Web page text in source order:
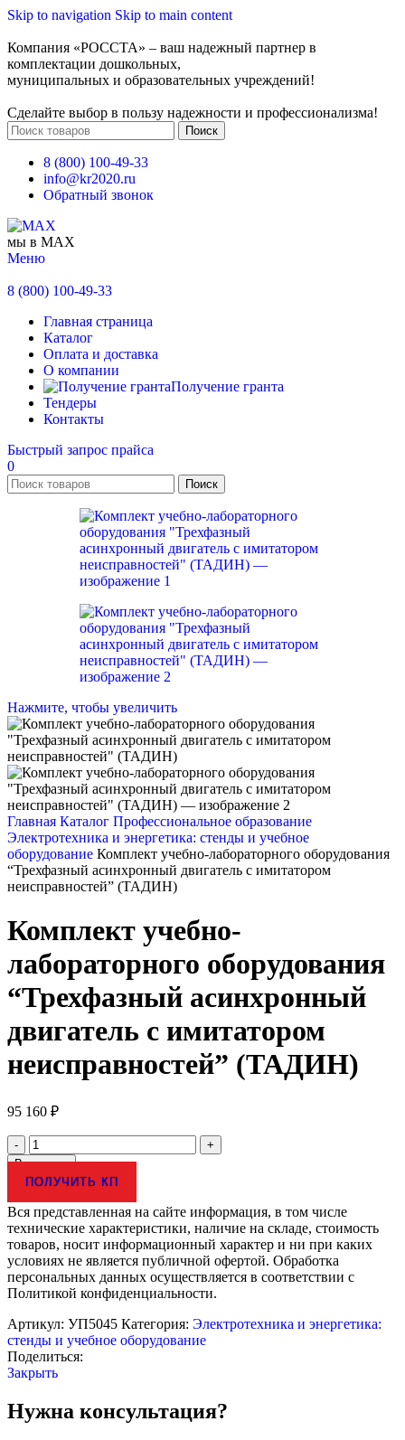
Skip to navigation Skip to main content
Компания «РОССТА» – ваш надежный партнер в
комплектации дошкольных,
муниципальных и образовательных учреждений!
Сделайте выбор в пользу надежности и профессионализма!
Поиск
8 (800) 100-49-33
info@kr2020.ru
Обратный звонок
мы в MAX
Меню
8 (800) 100-49-33
Главная страница
Каталог
Оплата и доставка
О компании
Получение гранта
Тендеры
Контакты
Быстрый запрос прайса
0
Поиск
Нажмите, чтобы увеличить
Главная Каталог Профессиональное образование
Электротехника и энергетика: стенды и учебное
оборудование Комплект учебно-лабораторного оборудования
“Трехфазный асинхронный двигатель с имитатором
неисправностей” (ТАДИН)
Комплект учебно-
лабораторного оборудования
“Трехфазный асинхронный
двигатель с имитатором
неисправностей” (ТАДИН)
95 160 ₽
Количество
товара
Комплект
учебно-
лабораторного
оборудования
"Трехфазный
асинхронный
двигатель
с
неисправностей"
(ТАДИН)
В корзину
ПОЛУЧИТЬ КП
Вся представленная на сайте информация, в том числе
технические характеристики, наличие на складе, стоимость
товаров, носит информационный характер и ни при каких
условиях не является публичной офертой. Обработка
персональных данных осуществляется в соответствии с
Политикой конфиденциальности.
Артикул: УП5045 Категория: Электротехника и энергетика:
стенды и учебное оборудование
Поделиться:
Закрыть
Нужна консультация?